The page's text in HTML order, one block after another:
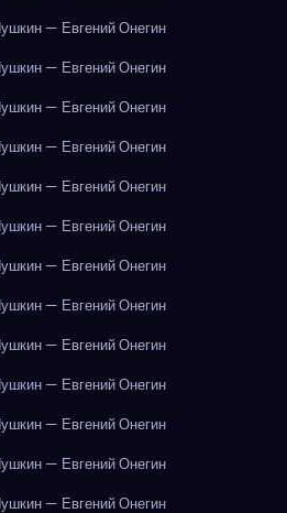
— Евгений Онегин
— Евгений Онегин
— Евгений Онегин
— Евгений Онегин
— Евгений Онегин
— Евгений Онегин
— Евгений Онегин
— Евгений Онегин
— Евгений Онегин
— Евгений Онегин
— Евгений Онегин
— Евгений Онегин
— Евгений Онегин